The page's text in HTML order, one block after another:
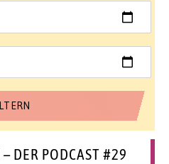
– DER PODCAST #29